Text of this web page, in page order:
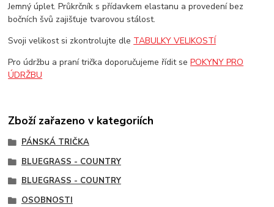
Jemný úplet. Průkrčník s přídavkem elastanu a provedení bez
bočních švů zajišťuje tvarovou stálost.
Svoji velikost si zkontrolujte dle TABULKY VELIKOSTÍ
Pro údržbu a praní trička doporučujeme řídit sePOKYNY PRO
ÚDRŽBU
Zboží zařazeno v kategoriích
PÁNSKÁ TRIČKA
BLUEGRASS - COUNTRY
BLUEGRASS - COUNTRY
OSOBNOSTI